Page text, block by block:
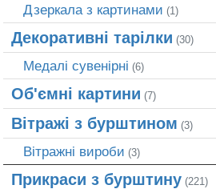
Дзеркала з картинами (1)
Декоративні тарілки (30)
Медалі сувенірні (6)
Об'ємні картини (7)
Вітражі з бурштином (3)
Вітражні вироби (3)
Прикраси з бурштину (221)